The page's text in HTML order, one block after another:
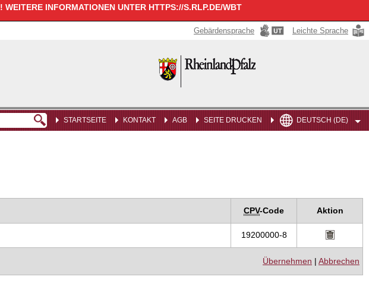
INFORMATIONEN UNTER HTTPS://S.RLP.DE/WBT
Gebärdensprache Leichte Sprache
Rheinland-
Pfalz
STARTSEITE KONTAKT AGB SEITE DRUCKEN DEUTSCH (DE)
CPV-Code Aktion
19200000-8
Übernehmen | Abbrechen